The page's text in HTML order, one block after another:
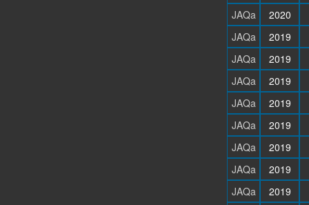
JAQa
2020
JAQa
2019
JAQa
2019
JAQa
2019
JAQa
2019
JAQa
2019
JAQa
2019
JAQa
2019
JAQa
2019